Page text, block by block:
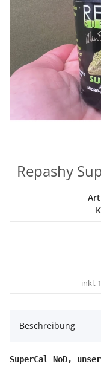
Repashy
inkl.
Beschreibung
SuperCal NoD,